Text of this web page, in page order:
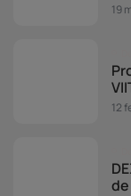
19
12